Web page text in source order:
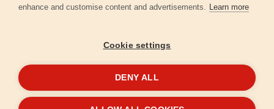
© 2026extol.hu- Minden jog fenntartva
Kapcsolat
Garancia regisztráció
enhance and customise content and advertisements. Learn more
Cookie settings
DENY ALL